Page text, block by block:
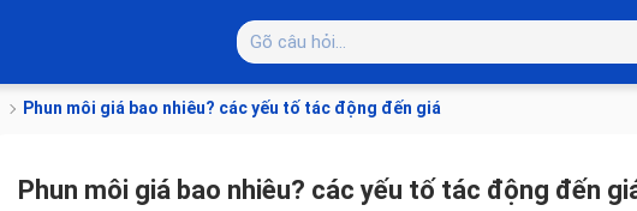
Phun môi giá bao nhiêu? các yếu tố tác động đến giá
Phun môi giá bao nhiêu? các yếu tố tác động đến